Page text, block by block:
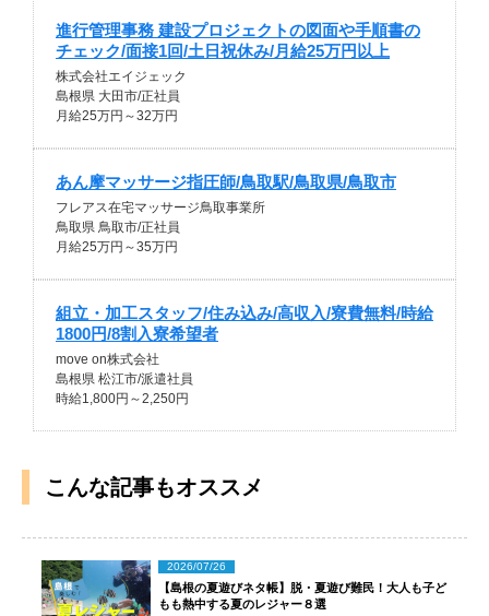
進行管理事務 建設プロジェクトの図面や手順書の
チェック/面接1回/土日祝休み/月給25万円以上
株式会社エイジェック
島根県 大田市/正社員
月給25万円～32万円
あん摩マッサージ指圧師/鳥取駅/鳥取県/鳥取市
フレアス在宅マッサージ鳥取事業所
鳥取県 鳥取市/正社員
月給25万円～35万円
組立・加工スタッフ/住み込み/高収入/寮費無料/時給
1800円/8割入寮希望者
move on株式会社
島根県 松江市/派遣社員
時給1,800円～2,250円
こんな記事もオススメ
2026/07/26
【島根の夏遊びネタ帳】脱・夏遊び難民！大人も子ど
もも熱中する夏のレジャー８選